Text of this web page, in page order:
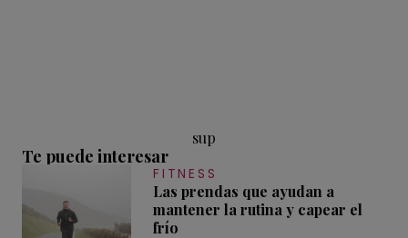
sup
Te puede interesar
FITNESS
Las prendas que ayudan a
mantener la rutina y capear el
frío